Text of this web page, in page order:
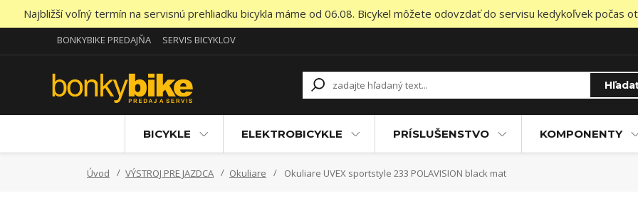
Najbližší voľný termín na servisnú prehliadku bicykla máme od 06.08. Bicykel môžete odovzdať do servisu kedykoľvek počas
BONKYBIKE PREDAJŇA SERVIS BICYKLOV
BICYKLE ELEKTROBICYKLE PRÍSLUŠENSTVO KOMPONENTY
Úvod VÝSTROJ PRE JAZDCA Okuliare Okuliare UVEX sportstyle 233 POLAVISION black mat